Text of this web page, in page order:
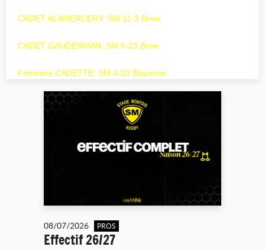
CADET ALAMERCERY: SM 11-3 Brive
CADET GAUDERMAN: SM 6-23 Brive
Féminine CADETTE: SM 0-20 Bayonne
08/07/2026 PROS
Effectif 26/27